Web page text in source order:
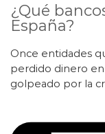
¿Qué
España?
Once entidades
perdido dinero
golpeado por la